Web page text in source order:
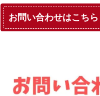
お問い合わせはこちら